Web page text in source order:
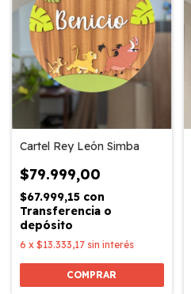
Cartel Rey León Simba
$79.999,00
$67.999,15 con
Transferencia o
depósito
6 x $13.333,17 sin interés
COMPRAR